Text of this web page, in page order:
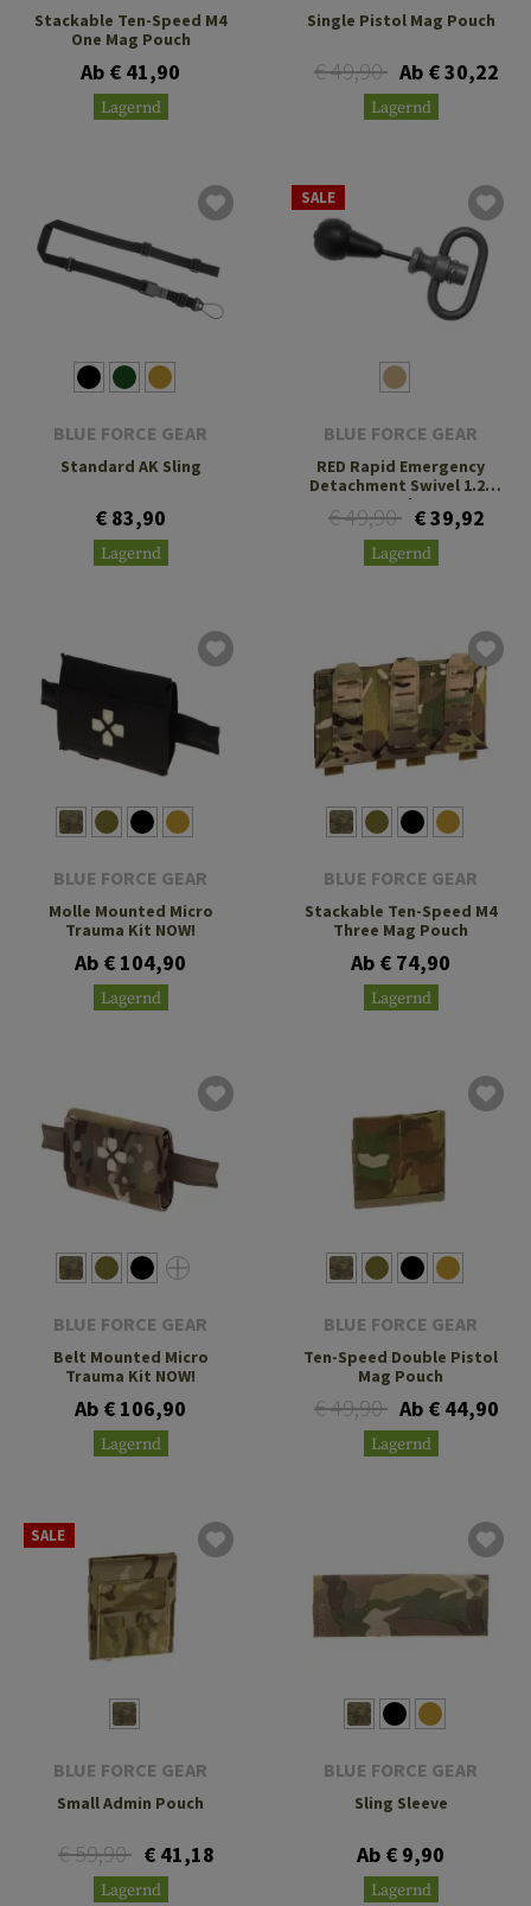
Stackable Ten-Speed M4
One Mag Pouch
Ab € 41,90
Lagernd
Single Pistol Mag Pouch
€ 49,90 Ab € 30,22
Lagernd
BLUE FORCE GEAR
Standard AK Sling
€ 83,90
Lagernd
SALE
BLUE FORCE GEAR
RED Rapid Emergency
Detachment Swivel 1.25
Inch
€ 49,90 € 39,92
Lagernd
BLUE FORCE GEAR
Molle Mounted Micro
Trauma Kit NOW!
Ab € 104,90
Lagernd
BLUE FORCE GEAR
Stackable Ten-Speed M4
Three Mag Pouch
Ab € 74,90
Lagernd
BLUE FORCE GEAR
Belt Mounted Micro
Trauma Kit NOW!
Ab € 106,90
Lagernd
BLUE FORCE GEAR
Ten-Speed Double Pistol
Mag Pouch
€ 49,90 Ab € 44,90
Lagernd
SALE
BLUE FORCE GEAR
Small Admin Pouch
€ 59,90 € 41,18
Lagernd
BLUE FORCE GEAR
Sling Sleeve
Ab € 9,90
Lagernd